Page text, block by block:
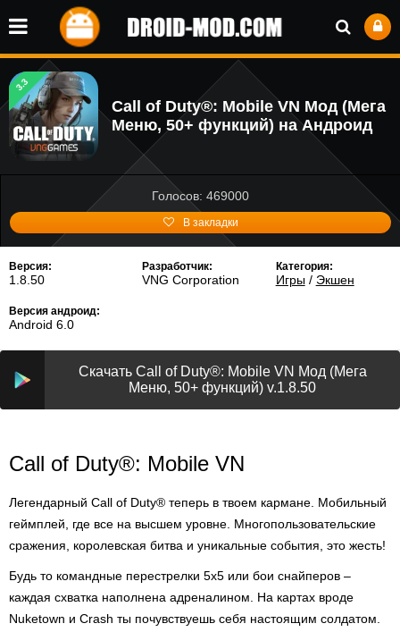
3.3
Call of Duty®: Mobile VN Мод (Мега
Меню, 50+ функций) на Андроид
Голосов: 469000
В закладки
Версия:
1.8.50
Разработчик:
VNG Corporation
Категория:
Игры/ Экшен
Версия андроид:
Android 6.0
Скачать Call of Duty®: Mobile VN Мод (Мега
Меню, 50+ функций) v.1.8.50
Call of Duty®: Mobile VN
Легендарный Call of Duty® теперь в твоем кармане. Мобильный
геймплей, где все на высшем уровне. Многопользовательские
сражения, королевская битва и уникальные события, это жесть!
Будь то командные перестрелки 5х5 или бои снайперов –
каждая схватка наполнена адреналином. На картах вроде
Nuketown и Crash ты почувствуешь себя настоящим солдатом.